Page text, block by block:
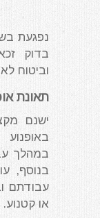
נפגעת
בדוק
וביטוח
תאונת
ישנם
במהלך
בנוסף,
עבודתם
או קטנוע.